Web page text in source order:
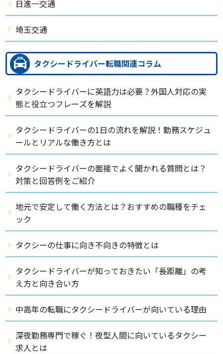
日進一交通
埼玉交通
タクシードライバー転職関連コラム
タクシードライバーに英語力は必要？外国人対応の実
態と役立つフレーズを解説
タクシードライバーの1日の流れを解説！勤務スケジュ
ールとリアルな働き方とは
タクシードライバーの面接でよく聞かれる質問とは？
対策と回答例をご紹介
地元で安定して働く方法とは？おすすめの職種をチェ
ック
タクシーの仕事に向き不向きの特徴とは
タクシードライバーが知っておきたい「長距離」の考
え方と向き合い方
中高年の転職にタクシードライバーが向いている理由
深夜勤務専門で稼ぐ！夜型人間に向いているタクシー
求人とは